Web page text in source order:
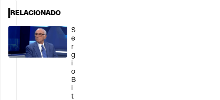
RELACIONADO
S
e
r
g
i
o
B
i
t